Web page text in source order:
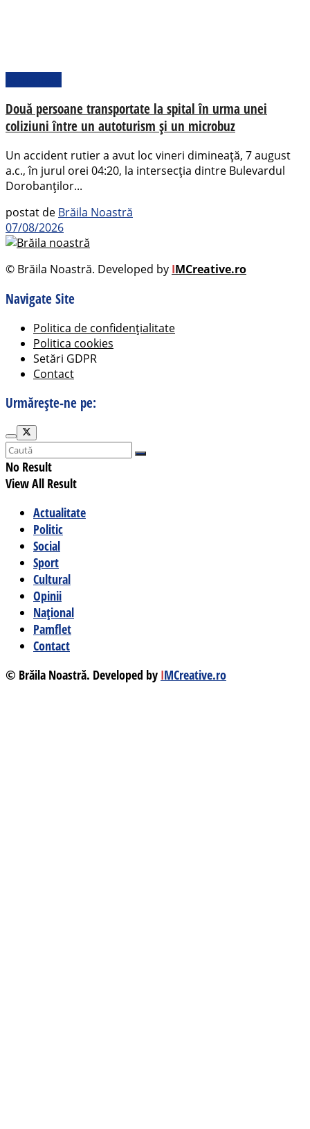
Două persoane transportate la spital în urma unei
coliziuni între un autoturism și un microbuz
Un accident rutier a avut loc vineri dimineață, 7 august
a.c., în jurul orei 04:20, la intersecția dintre Bulevardul
Dorobanților...
postat de Brăila Noastră
07/08/2026
© Brăila Noastră. Developed by IMCreative.ro
Navigate Site
Politica de confidențialitate
Politica cookies
Setări GDPR
Contact
Urmărește-ne pe:
No Result
View All Result
Actualitate
Politic
Social
Sport
Cultural
Opinii
Național
Pamflet
Contact
© Brăila Noastră. Developed by IMCreative.ro